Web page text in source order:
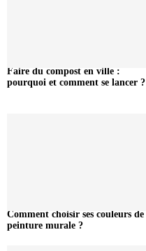
Faire du compost en ville :
pourquoi et comment se lancer ?
Comment choisir ses couleurs de
peinture murale ?